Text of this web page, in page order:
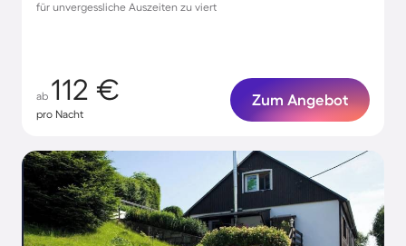
für unvergessliche Auszeiten zu viert
ab 112 €
pro Nacht
Zum Angebot